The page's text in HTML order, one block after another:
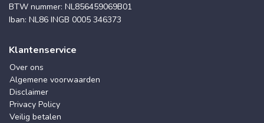
BTW nummer: NL856459069B01
Iban: NL86 INGB 0005 346373
Klantenservice
Over ons
Algemene voorwaarden
Disclaimer
Privacy Policy
Veilig betalen